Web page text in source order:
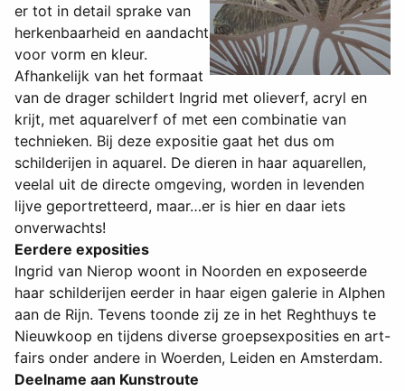
er tot in detail sprake van
herkenbaarheid en aandacht
voor vorm en kleur.
Afhankelijk van het formaat
van de drager schildert Ingrid met olieverf, acryl en
krijt, met aquarelverf of met een combinatie van
technieken. Bij deze expositie gaat het dus om
schilderijen in aquarel. De dieren in haar aquarellen,
veelal uit de directe omgeving, worden in levenden
lijve geportretteerd, maar…er is hier en daar iets
onverwachts!
Eerdere exposities
Ingrid van Nierop woont in Noorden en exposeerde
haar schilderijen eerder in haar eigen galerie in Alphen
aan de Rijn. Tevens toonde zij ze in het Reghthuys te
Nieuwkoop en tijdens diverse groepsexposities en art-
fairs onder andere in Woerden, Leiden en Amsterdam.
Deelname aan Kunstroute